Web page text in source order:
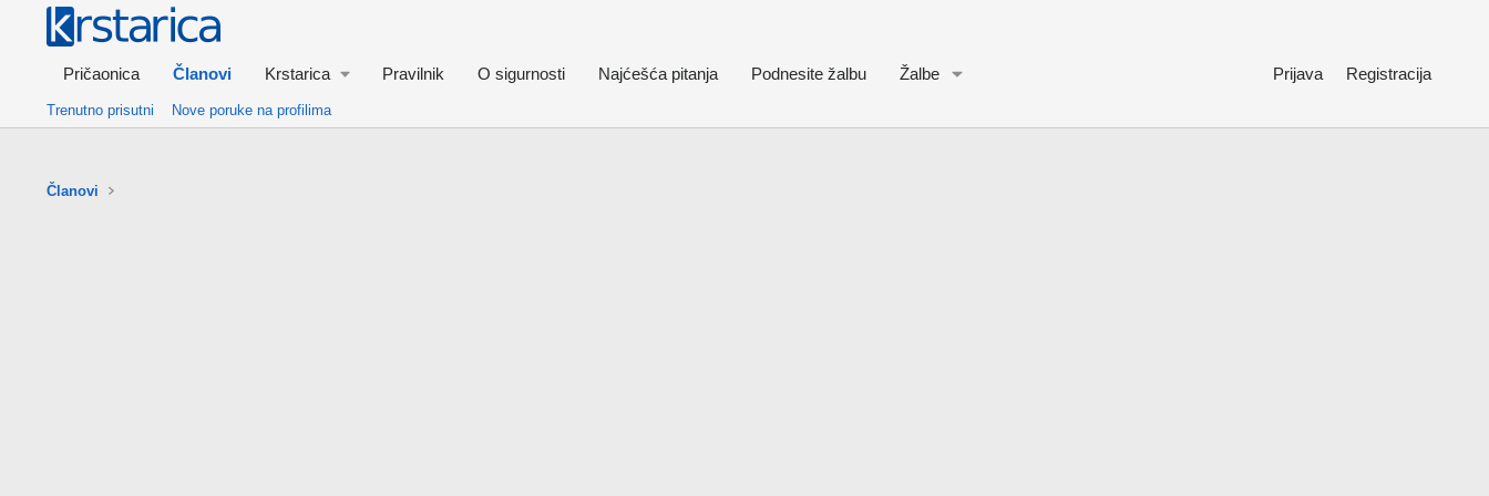
Pričaonica Članovi Krstarica Pravilnik O sigurnosti Najćešća pitanja Podnesite žalbu Žalbe Prijava Registracija
Trenutno prisutni Nove poruke na profilima
Članovi